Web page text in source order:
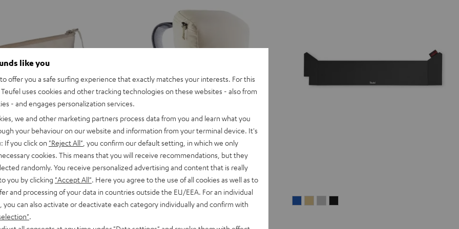
like you
offer you a safe surfing experience that exactly matches your interests. For this
uses cookies and other tracking technologies on these websites - also from
- and engages personalization services.
we and other marketing partners process data from you and learn what you
your behaviour on our website and information from your terminal device. It's
If you click on "Reject All" , you confirm our default setting, in which we only
cookies. This means that you will receive recommendations, but they
randomly. You receive personalized advertising and content that is really
you by clicking "Accept All" . Here you agree to the use of all cookies as well as to
and processing of your data in countries outside the EU/EEA. For an individual
you can also activate or deactivate each category individually and confirm with